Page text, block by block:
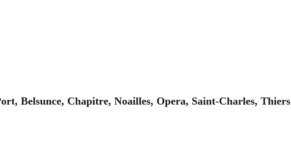
Belsunce, Chapitre, Noailles, Opera, Saint-Charles, Thiers